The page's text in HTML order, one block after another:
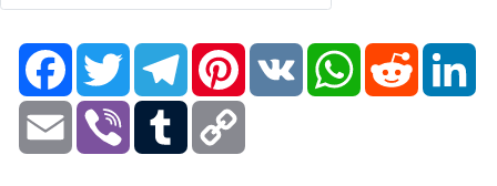
FacebookTwitter TelegramPinterestVK WhatsAppReddit
Email Viber Tumblr